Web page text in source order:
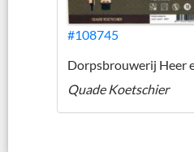
#108745
Dorpsbrouwerij Heer
Quade Koetschier